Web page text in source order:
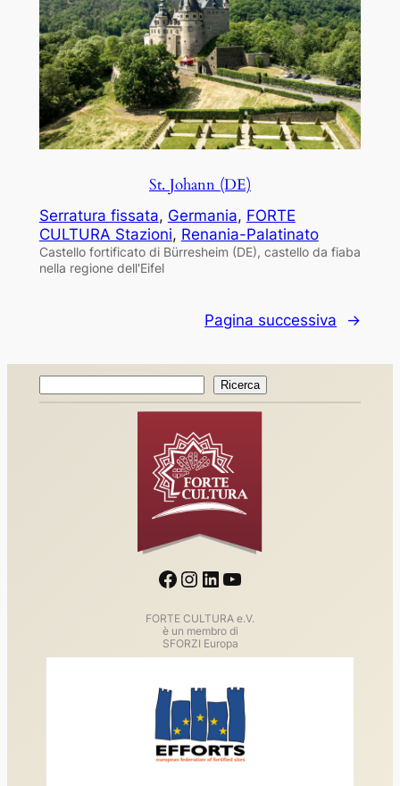
St. Johann (DE)
Serratura fissata, Germania, FORTE
CULTURA Stazioni, Renania-Palatinato
Castello fortificato di Bürresheim (DE), castello da fiaba
nella regione dell'Eifel
Pagina successiva →
Ricerca
Facebook Instagram LinkedIn YouTube
FORTE CULTURA e.V.
è un membro di
SFORZI Europa